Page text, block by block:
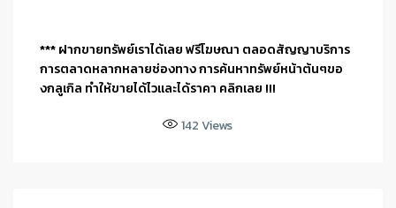
*** ฝากขายทรัพย์เราได้เลย ฟรีโฆษณา ตลอดสัญญาบริการ
การตลาดหลากหลายช่องทาง การค้นหาทรัพย์หน้าต้นๆขอ
งกลูเกิล ทำให้ขายได้ไวและได้ราคา คลิกเลย !!!
142Views